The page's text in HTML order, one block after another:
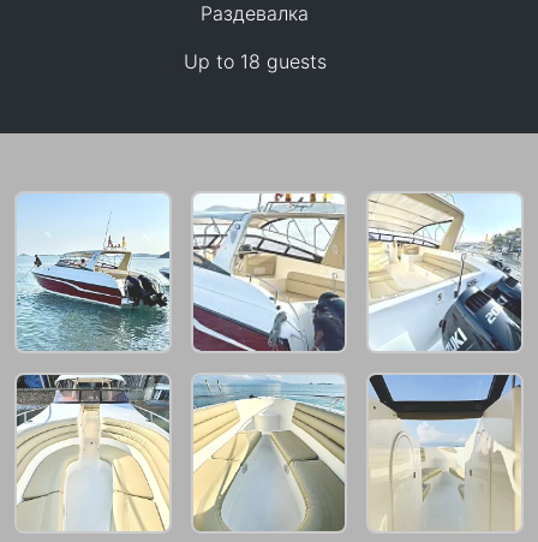
Раздевалка
Up to 18 guests